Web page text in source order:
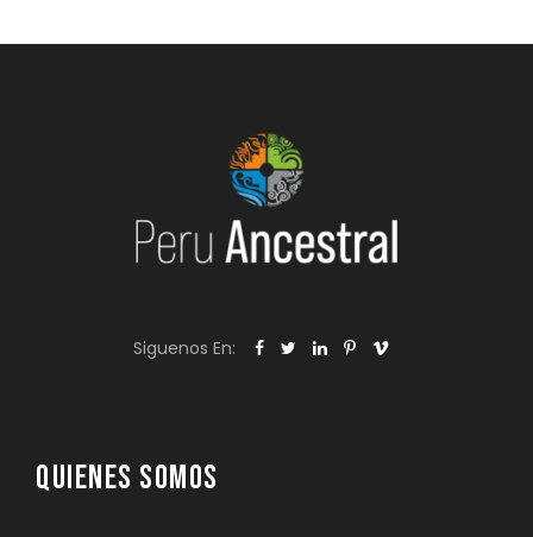
Siguenos En:
QUIENES SOMOS